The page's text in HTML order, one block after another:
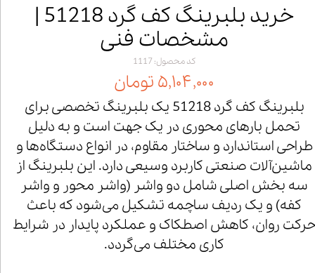
خرید بلبرینگ کف گرد 51218 |
مشخصات فنی
کد محصول: 1117
۵,۱۰۴,۰۰۰ تومان
بلبرینگ کف گرد 51218 یک بلبرینگ تخصصی برای
تحمل بارهای محوری در یک جهت است و به دلیل
طراحی استاندارد و ساختار مقاوم، در انواع دستگاه‌ها و
ماشین‌آلات صنعتی کاربرد وسیعی دارد. این بلبرینگ از
سه بخش اصلی شامل دو واشر (واشر محور و واشر
کفه) و یک ردیف ساچمه تشکیل می‌شود که باعث
روان، کاهش اصطکاک و عملکرد پایدار در شرایط
کاری مختلف می‌گردد.